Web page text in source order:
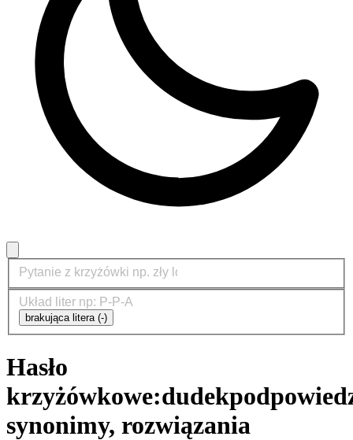
brakująca litera (-)
Hasło
krzyżówkowe:dudek
synonimy, rozwiązania